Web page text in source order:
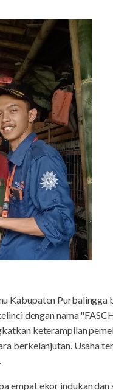
Kabupaten Purbalingga
dengan nama
keterampilan
berkelanjutan. Usaha
empat ekor indukan